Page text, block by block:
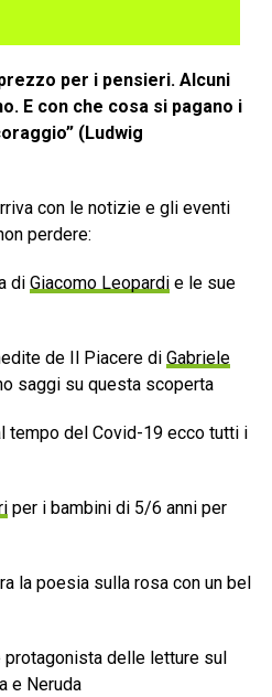
per i pensieri. Alcuni
E con che cosa si pagano i
(Ludwig
con le notizie e gli eventi
perdere:
di Giacomo Leopardie le sue
de Il Piacere di Gabriele
saggi su questa scoperta
tempo del Covid-19 ecco tutti i
per i bambini di 5/6 anni per
la poesia sulla rosa con un bel
delle letture sul
e Neruda